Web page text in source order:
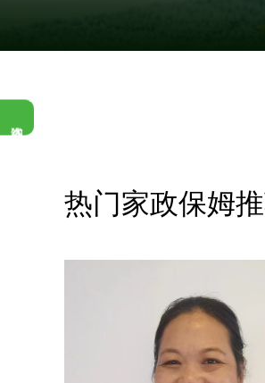
热门家政保姆